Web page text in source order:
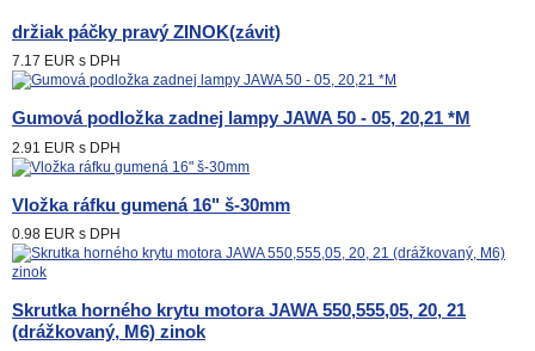
držiak páčky pravý ZINOK(závit)
7.17 EUR s DPH
Gumová podložka zadnej lampy JAWA 50 - 05, 20,21 *M
2.91 EUR s DPH
Vložka ráfku gumená 16" š-30mm
0.98 EUR s DPH
Skrutka horného krytu motora JAWA 550,555,05, 20, 21
(drážkovaný, M6) zinok